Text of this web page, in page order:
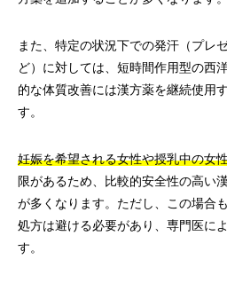
また、特定の状況下での発汗（プレ
ど）に対しては、短時間作用型の西
的な体質改善には漢方薬を継続使用
す。
妊娠を希望される女性や授乳中の女
限があるため、比較的安全性の高い
が多くなります。ただし、この場合
処方は避ける必要があり、専門医に
す。